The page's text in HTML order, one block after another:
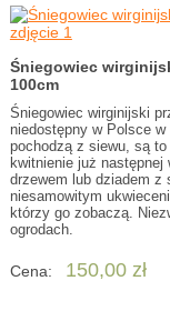
Śniegowiec
100cm
Śniegowiec wirginijski
niedostępny w Polsce
pochodzą z siewu, są
kwitnienie już
drzewem lub dziadem z
niesamowitym
którzy go zobaczą.
ogrodach.
Cena: 150,00 zł